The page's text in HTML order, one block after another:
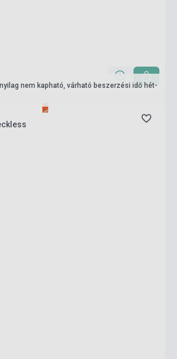
nem kapható, várható beszerzési idő hét-